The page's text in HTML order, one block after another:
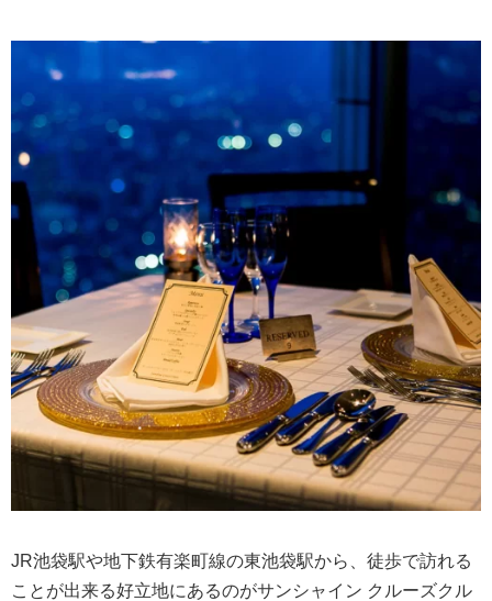
JR池袋駅や地下鉄有楽町線の東池袋駅から、徒歩で訪れる
ことが出来る好立地にあるのがサンシャイン クルーズクル